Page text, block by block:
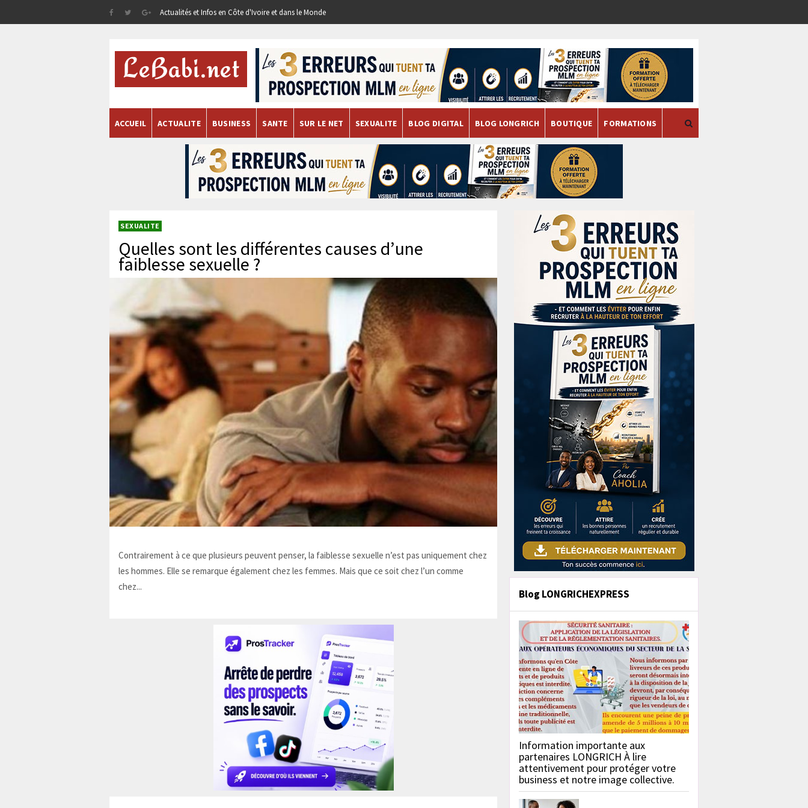
Actualités et Infos en Côte d'Ivoire et dans le Monde
ACCUEIL ACTUALITE BUSINESS SANTE SUR LE NET SEXUALITE BLOG DIGITAL BLOG LONGRICH BOUTIQUE FORMATIONS
SEXUALITE
Quelles sont les différentes causes d’une
faiblesse sexuelle ?
Contrairement à ce que plusieurs peuvent penser, la faiblesse sexuelle n’est pas uniquement chez
les hommes. Elle se remarque également chez les femmes. Mais que ce soit chez l’un comme
chez...
Blog LONGRICHEXPRESS
Information importante aux
partenaires LONGRICH À lire
attentivement pour protéger votre
business et notre image collective.